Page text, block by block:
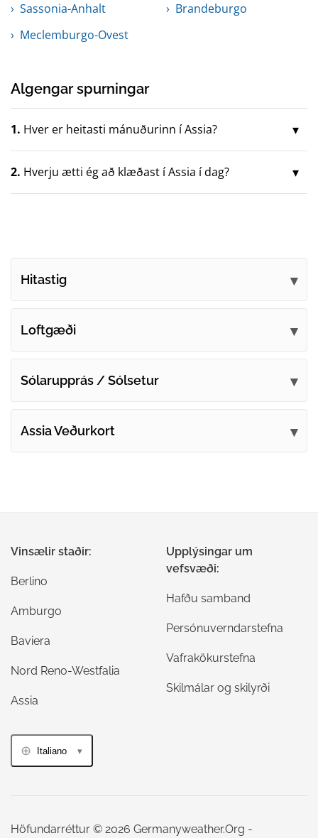
Sassonia-Anhalt
Brandeburgo
Meclemburgo-Ovest
Algengar spurningar
1. Hver er heitasti mánuðurinn í Assia?
2. Hverju ætti ég að klæðast í Assia í dag?
Hitastig
Loftgæði
Sólarupprás / Sólsetur
Assia Veðurkort
Vinsælir staðir:
Berlino
Amburgo
Baviera
Nord Reno-Westfalia
Assia
Upplýsingar um
vefsvæði:
Hafðu samband
Persónuverndarstefna
Vafrakökurstefna
Skilmálar og skilyrði
Italiano
Höfundarréttur © 2026 Germanyweather.Org -